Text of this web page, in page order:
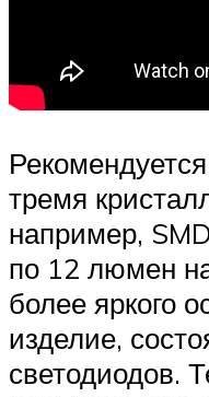
тремя
например,
по 12 люмен
более яркого
изделие,
светодиодов.